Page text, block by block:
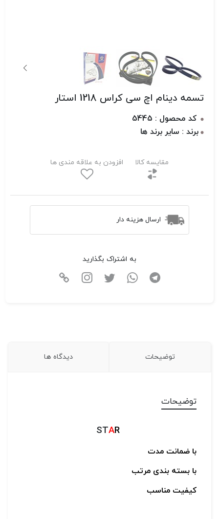
تسمه دینام اچ سی کراس 1218 استار
کد محصول : 5445
برند : سایر برند ها
مقایسه کالا افزودن به علاقه مندی ها
ارسال هزینه دار
به اشتراک بگذارید
توضیحات دیدگاه ها
توضیحات
STAR
با ضمانت مدت
با بسته بندی مرتب
کیفیت مناسب